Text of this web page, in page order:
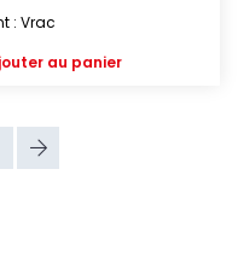
: Vrac
au panier